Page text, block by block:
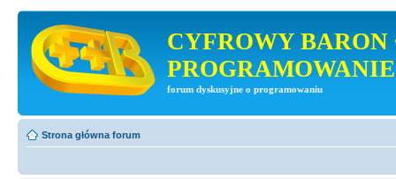
CYFROWY BARON
PROGRAMOWANIE
forum dyskusyjne o programowaniu
Strona główna forum